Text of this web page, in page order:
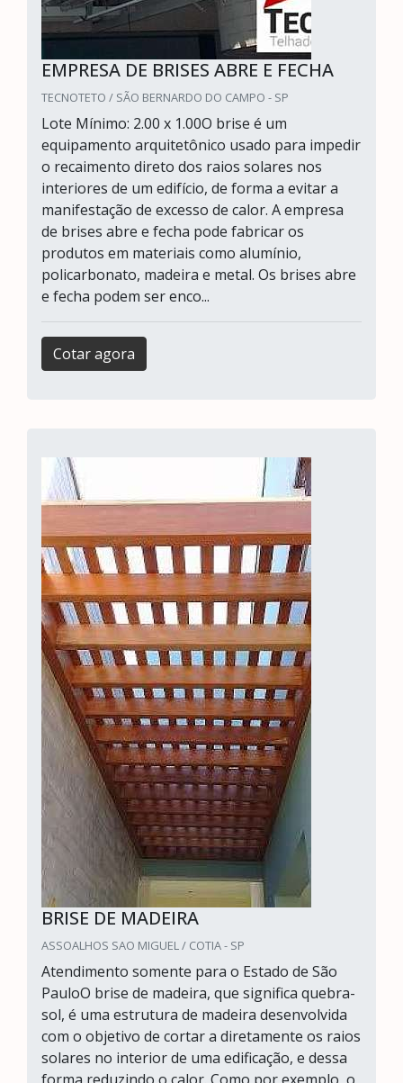
EMPRESA DE BRISES ABRE E FECHA
TECNOTETO / SÃO BERNARDO DO CAMPO - SP
Lote Mínimo: 2.00 x 1.00O brise é um
equipamento arquitetônico usado para impedir
o recaimento direto dos raios solares nos
interiores de um edifício, de forma a evitar a
manifestação de excesso de calor. A empresa
de brises abre e fecha pode fabricar os
produtos em materiais como alumínio,
policarbonato, madeira e metal. Os brises abre
e fecha podem ser enco...
Cotar agora
BRISE DE MADEIRA
ASSOALHOS SAO MIGUEL / COTIA - SP
Atendimento somente para o Estado de São
PauloO brise de madeira, que significa quebra-
sol, é uma estrutura de madeira desenvolvida
com o objetivo de cortar a diretamente os raios
solares no interior de uma edificação, e dessa